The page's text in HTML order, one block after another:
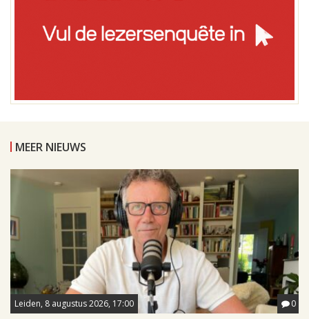
MEER NIEUWS
Leiden, 8 augustus 2026, 17:00 0